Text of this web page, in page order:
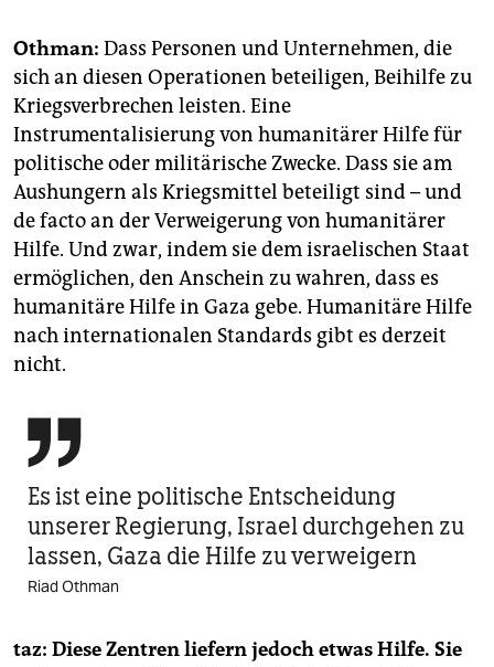
Othman: Dass Personen und Unternehmen, die
sich an diesen Operationen beteiligen, Beihilfe zu
Kriegsverbrechen leisten. Eine
Instrumentalisierung von humanitärer Hilfe für
politische oder militärische Zwecke. Dass sie am
Aushungern als Kriegsmittel beteiligt sind – und
de facto an der Verweigerung von humanitärer
Hilfe. Und zwar, indem sie dem israelischen Staat
ermöglichen, den Anschein zu wahren, dass es
humanitäre Hilfe in Gaza gebe. Humanitäre Hilfe
nach internationalen Standards gibt es derzeit
nicht.

Es ist eine politische Entscheidung
unserer Regierung, Israel durchgehen zu
lassen, Gaza die Hilfe zu verweigern
Riad Othman
taz: Diese Zentren liefern jedoch etwas Hilfe. Sie